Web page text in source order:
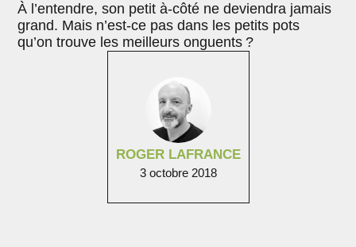
ROGER LAFRANCE
3 octobre 2018
À l’entendre, son petit à-côté ne deviendra jamais
grand. Mais n’est-ce pas dans les petits pots
qu’on trouve les meilleurs onguents ?